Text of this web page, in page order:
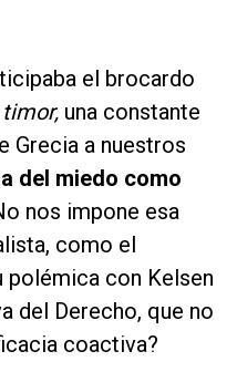
el brocardo
una constante
Grecia a nuestros
del miedo como
nos impone esa
como el
polémica con Kelsen
del Derecho, que no
coactiva?